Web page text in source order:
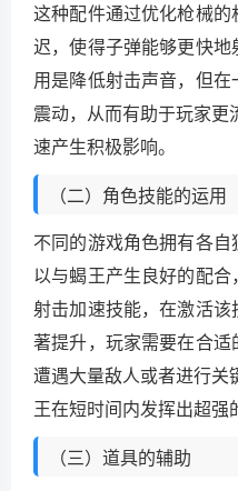
这种配件通过优化枪械
迟，使得子弹能够更快
用是降低射击声音，但
震动，从而有助于玩家
速产生积极影响。
（二）角色技能的运用
不同的游戏角色拥有各
以与蝎王产生良好的配
射击加速技能，在激活
著提升，玩家需要在合
遭遇大量敌人或者进行关
王在短时间内发挥出超强
（三）道具的辅助